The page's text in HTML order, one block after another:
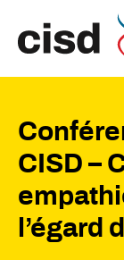
CISD –
l’égard